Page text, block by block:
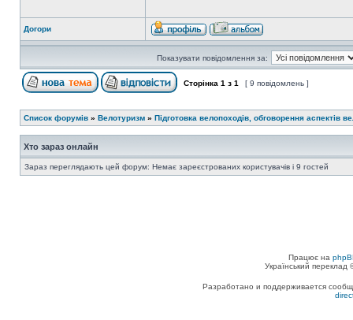
Догори
Показувати повідомлення за:
Сторінка 1 з 1 [ 9 повідомлень ]
Список форумів » Велотуризм » Підготовка велопоходів, обговорення аспектів
Хто зараз онлайн
Зараз переглядають цей форум: Немає зареєстрованих користувачів і 9 гостей
Працює на
Український
Разработано и поддерживается